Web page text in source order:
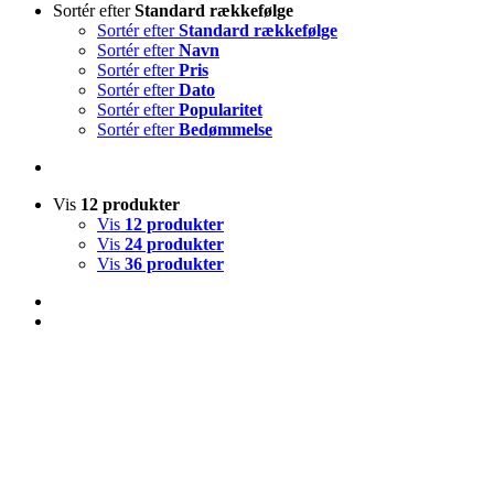
Sortér efterStandard rækkefølge
Sortér efterStandard rækkefølge
Sortér efterNavn
Sortér efterPris
Sortér efterDato
Sortér efterPopularitet
Sortér efterBedømmelse
Vis 12 produkter
Vis 12 produkter
Vis 24 produkter
Vis 36 produkter